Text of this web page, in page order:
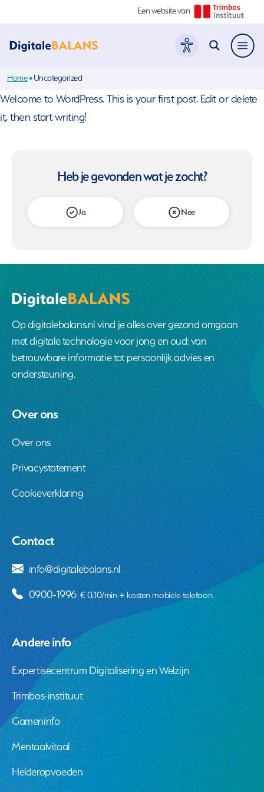
Een website van
Home»Uncategorized
Welcome to WordPress. This is your first post. Edit or delete
it, then start writing!
Heb je gevonden wat je zocht?
Ja Nee
Op digitalebalans.nl vind je alles over gezond omgaan
met digitale technologie voor jong en oud: van
betrouwbare informatie tot persoonlijk advies en
ondersteuning.
Over ons
Over ons
Privacystatement
Cookieverklaring
Contact
info@digitalebalans.nl
0900-1996 € 0,10/min + kosten mobiele telefoon
Andere info
Expertisecentrum Digitalisering en Welzijn
Trimbos-instituut
Gameninfo
Mentaalvitaal
Helderopvoeden